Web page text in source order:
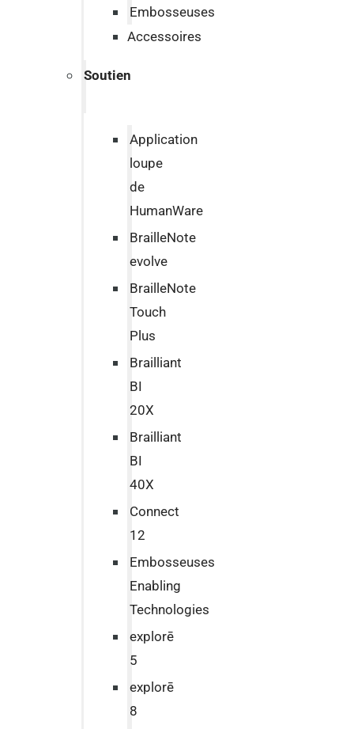
Embosseuses
Accessoires
Soutien
Application
loupe
de
HumanWare
BrailleNote
evolve
BrailleNote
Touch
Plus
Brailliant
BI
20X
Brailliant
BI
40X
Connect
12
Embosseuses
Enabling
Technologies
explorē
5
explorē
8